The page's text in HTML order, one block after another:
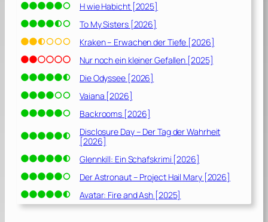
H wie Habicht [2025]
To My Sisters [2026]
Kraken – Erwachen der Tiefe [2026]
Nur noch ein kleiner Gefallen [2025]
Die Odyssee [2026]
Vaiana [2026]
Backrooms [2026]
Disclosure Day – Der Tag der Wahrheit
[2026]
Glennkill: Ein Schafskrimi [2026]
Der Astronaut – Project Hail Mary [2026]
Avatar: Fire and Ash [2025]